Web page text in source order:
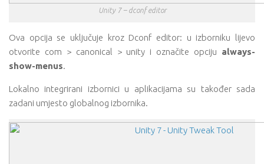
Unity 7 – dconf editor
Ova opcija se uključuje kroz Dconf editor: u izborniku lijevo
otvorite com > canonical > unity i označite opciju always-
show-menus.
Lokalno integrirani izbornici u aplikacijama su također sada
zadani umjesto globalnog izbornika.